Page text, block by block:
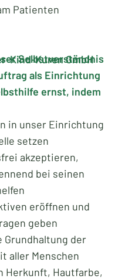
Patienten
Selbstverständnis
als Einrichtung
ernst, indem
in unser Einrichtung
setzen
akzeptieren,
bei seinen
eröffnen und
geben
Grundhaltung der
aller Menschen
Herkunft, Hautfarbe,
Kind-Kuren GmbH